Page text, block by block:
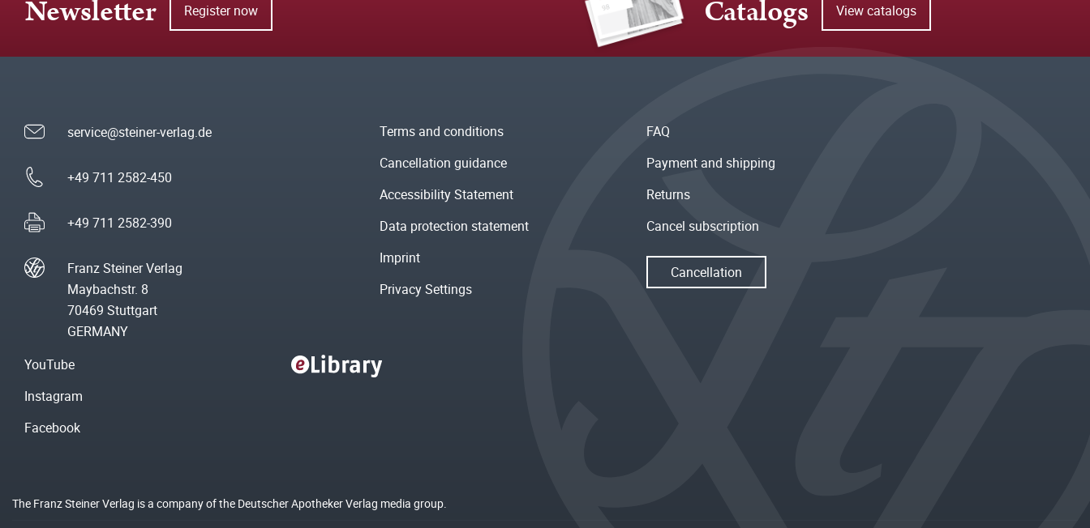
Newsletter Register now Catalogs View catalogs
service@steiner-verlag.de
+49 711 2582-450
+49 711 2582-390
Franz Steiner Verlag
Maybachstr. 8
70469 Stuttgart
GERMANY
Terms and conditions
Cancellation guidance
Accessibility Statement
Data protection statement
Imprint
Privacy Settings
FAQ
Payment and shipping
Returns
Cancel subscription
Cancellation
YouTube
Instagram
Facebook
The Franz Steiner Verlag is a company of the Deutscher Apotheker Verlag media group.